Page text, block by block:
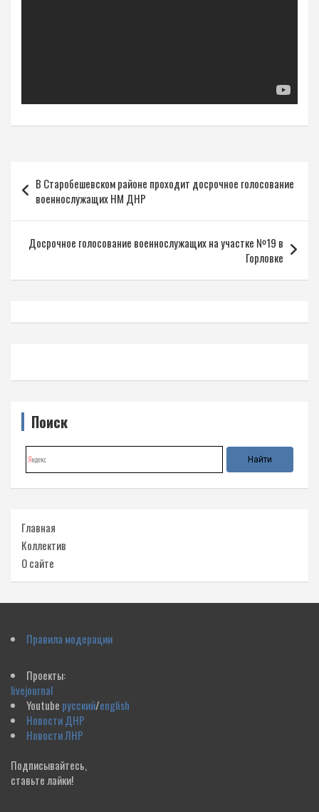
Навигация
по
записям
В Старобешевском районе проходит досрочное голосование
военнослужащих НМ ДНР
Досрочное голосование военнослужащих на участке №19 в
Горловке
Поиск
Главная
Коллектив
О сайте
Правила модерации
Проекты:
livejournal
Youtube русский/english
Новости ДНР
Новости ЛНР
Подписывайтесь,
ставьте лайки!